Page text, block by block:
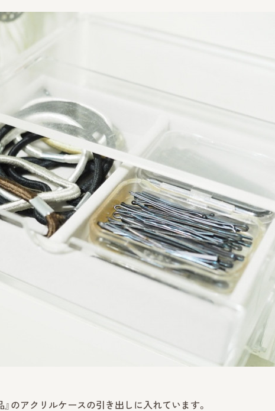
のアクリルケースの引き出しに入れています。